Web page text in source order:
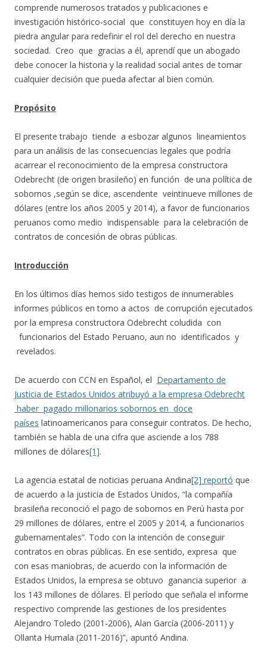
comprende numerosos tratados y publicaciones e
investigación histórico-social que constituyen hoy en día la
piedra angular para redefinir el rol del derecho en nuestra
sociedad. Creo que gracias a él, aprendí que un abogado
debe conocer la historia y la realidad social antes de tomar
cualquier decisión que pueda afectar al bien común.
Propósito
El presente trabajo tiende a esbozar algunos lineamientos
para un análisis de las consecuencias legales que podría
acarrear el reconocimiento de la empresa constructora
Odebrecht (de origen brasileño) en función de una política de
sobornos ,según se dice, ascendente veintinueve millones de
dólares (entre los años 2005 y 2014), a favor de funcionarios
peruanos como medio indispensable para la celebración de
contratos de concesión de obras públicas.
Introducción
En los últimos días hemos sido testigos de innumerables
informes públicos en torno a actos de corrupción ejecutados
por la empresa constructora Odebrecht coludida con
funcionarios del Estado Peruano, aun no identificados y
revelados.
De acuerdo con CCN en Español, el Departamento de
Justicia de Estados Unidos atribuyó a la empresa Odebrecht
haber pagado millonarios sobornos en doce
países latinoamericanos para conseguir contratos. De hecho,
también se habla de una cifra que asciende a los 788
millones de dólares[1].
La agencia estatal de noticias peruana Andina[2] reportó que
de acuerdo a la justicia de Estados Unidos, “la compañía
brasileña reconoció el pago de sobornos en Perú hasta por
29 millones de dólares, entre el 2005 y 2014, a funcionarios
gubernamentales”. Todo con la intención de conseguir
contratos en obras públicas. En ese sentido, expresa que
con esas maniobras, de acuerdo con la información de
Estados Unidos, la empresa se obtuvo ganancia superior a
los 143 millones de dólares. El período que señala el informe
respectivo comprende las gestiones de los presidentes
Alejandro Toledo (2001-2006), Alan García (2006-2011) y
Ollanta Humala (2011-2016)”, apuntó Andina.